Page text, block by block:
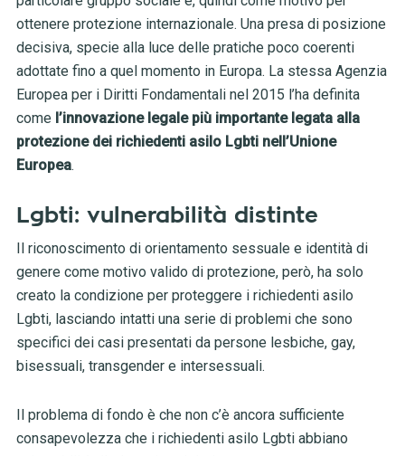
ottenere protezione internazionale. Una presa di posizione
decisiva, specie alla luce delle pratiche poco coerenti
adottate fino a quel momento in Europa. La stessa Agenzia
Europea per i Diritti Fondamentali nel 2015 l’ha definita
come l’innovazione legale più importante legata alla
protezione dei richiedenti asilo Lgbti nell’Unione
Europea.
Lgbti: vulnerabilità distinte
Il riconoscimento di orientamento sessuale e identità di
genere come motivo valido di protezione, però, ha solo
creato la condizione per proteggere i richiedenti asilo
Lgbti, lasciando intatti una serie di problemi che sono
specifici dei casi presentati da persone lesbiche, gay,
bisessuali, transgender e intersessuali.
Il problema di fondo è che non c’è ancora sufficiente
consapevolezza che i richiedenti asilo Lgbti abbiano